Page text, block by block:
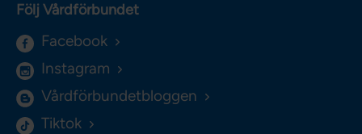
Följ Vårdförbundet
Facebook
Instagram
Vårdförbundetbloggen
Tiktok